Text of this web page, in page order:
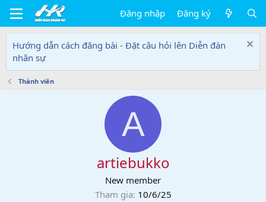
Đăng nhập Đăng ký
Hướng dẫn cách đăng bài - Đặt câu hỏi lên Diễn đàn
nhân sự
Thành viên
A
artiebukko
New member
Tham gia 10/6/25